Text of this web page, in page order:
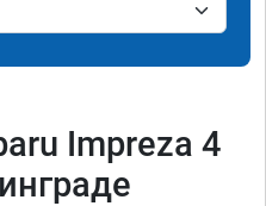
Impreza 4